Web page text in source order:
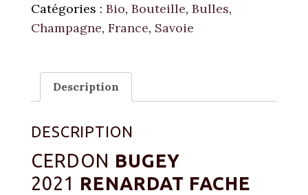
Catégories : Bio, Bouteille, Bulles,
Champagne, France, Savoie
Description
DESCRIPTION
CERDON BUGEY
2021 RENARDAT FACHE